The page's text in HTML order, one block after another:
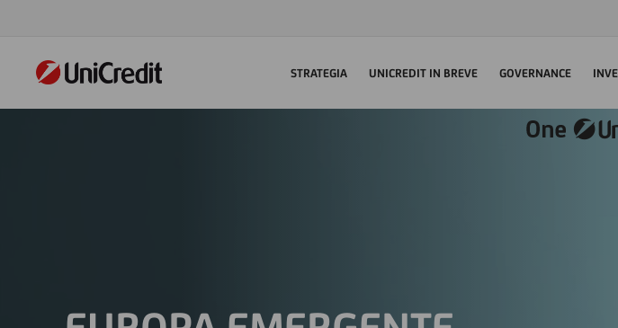
STRATEGIA UNICREDIT IN BREVE GOVERNANCE